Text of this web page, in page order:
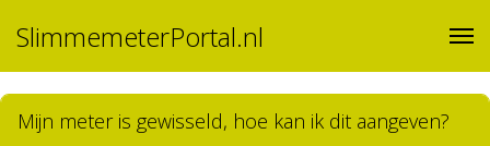
SlimmemeterPortal.nl
Mijn meter is gewisseld, hoe kan ik dit aangeven?